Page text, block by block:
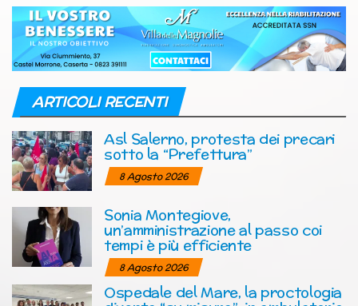
ARTICOLI RECENTI
Asl Salerno, protesta dei precari
sotto la “Prefettura”
8 Agosto 2026
Sonia Montegiove,
un’amministrazione al passo coi
tempi è più efficiente
8 Agosto 2026
Ospedale del Mare, la proctologia